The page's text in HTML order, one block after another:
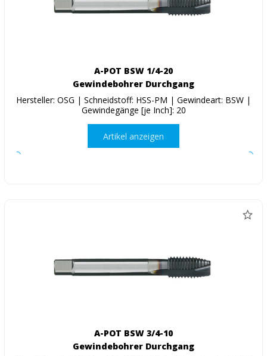
A-POT BSW 1/4-20
Gewindebohrer Durchgang
Hersteller: OSG | Schneidstoff: HSS-PM | Gewindeart: BSW |
Gewindegänge [je Inch]: 20
Artikel anzeigen
A-POT BSW 3/4-10
Gewindebohrer Durchgang